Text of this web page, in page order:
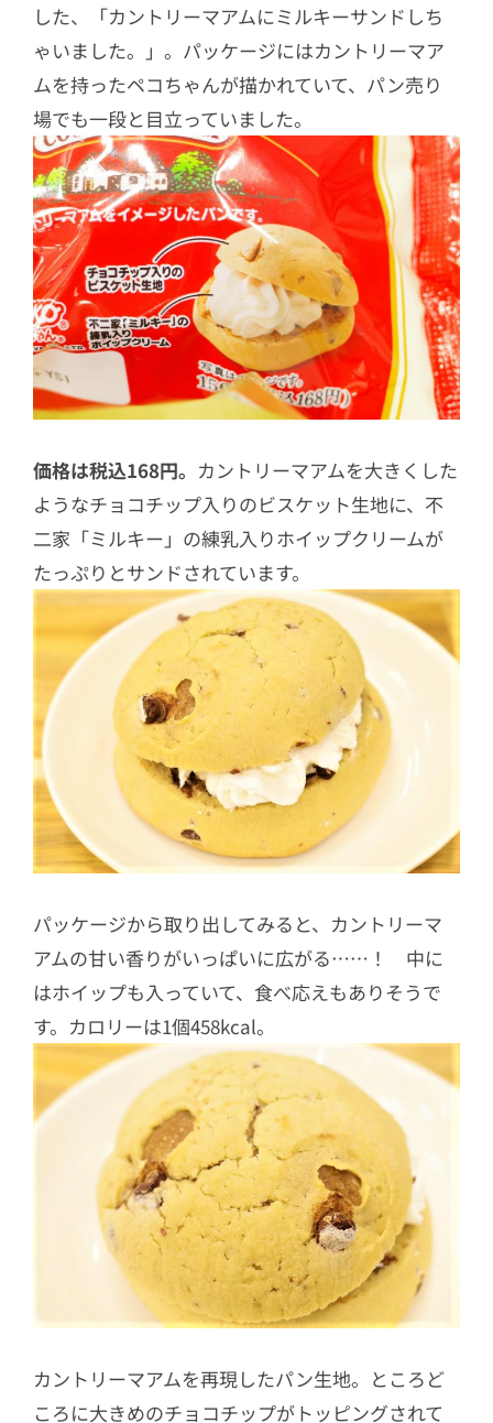
した、「カントリーマアムにミルキーサンドしち
ゃいました。」。パッケージにはカントリーマア
ムを持ったペコちゃんが描かれていて、パン売り
場でも一段と目立っていました。
価格は税込168円。 カントリーマアムを大きくした
ようなチョコチップ入りのビスケット生地に、不
二家「ミルキー」の練乳入りホイップクリームが
たっぷりとサンドされています。
パッケージから取り出してみると、カントリーマ
アムの甘い香りがいっぱいに広がる……！ 中に
はホイップも入っていて、食べ応えもありそうで
す。カロリーは1個458kcal。
カントリーマアムを再現したパン生地。ところど
ころに大きめのチョコチップがトッピングされて